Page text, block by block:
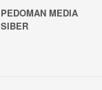
PEDOMAN MEDIA
SIBER